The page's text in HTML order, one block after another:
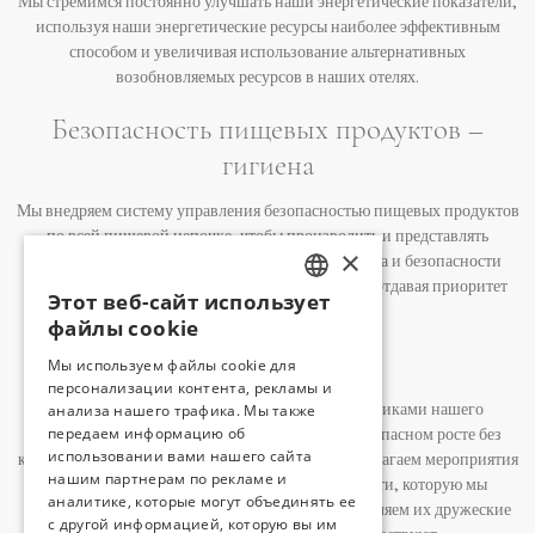
Мы стремимся постоянно улучшать наши энергетические показатели,
используя наши энергетические ресурсы наиболее эффективным
способом и увеличивая использование альтернативных
возобновляемых ресурсов в наших отелях.
Безопасность пищевых продуктов –
гигиена
Мы внедряем систему управления безопасностью пищевых продуктов
по всей пищевой цепочке, чтобы производить и представлять
продукты, соответствующие принципам качества и безопасности
пищевых продуктов, и постоянно улучшаем их, отдавая приоритет
гигиеническим условиям.
Детский туризм
Мы осознаем, что наши дети являются кирпичиками нашего
будущего. Мы заботимся об их свободном и безопасном росте без
какой-либо эксплуатации. В то время как мы предлагаем мероприятия
для развития их интеллекта и навыков в области, которую мы
тщательно подготовили для них, мы также укрепляем их дружеские
TURKISH
GERMAN
×
Этот веб-сайт использует
файлы cookie
Мы используем файлы cookie для
персонализации контента, рекламы и
анализа нашего трафика. Мы также
передаем информацию об
использовании вами нашего сайта
нашим партнерам по рекламе и
аналитике, которые могут объединять ее
с другой информацией, которую вы им